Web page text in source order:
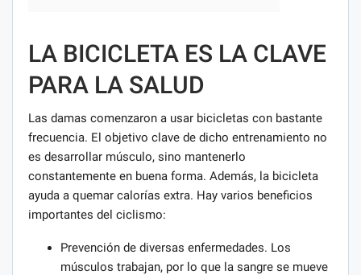
LA BICICLETA ES LA CLAVE
PARA LA SALUD
Las damas comenzaron a usar bicicletas con bastante
frecuencia. El objetivo clave de dicho entrenamiento no
es desarrollar músculo, sino mantenerlo
constantemente en buena forma. Además, la bicicleta
ayuda a quemar calorías extra. Hay varios beneficios
importantes del ciclismo:
Prevención de diversas enfermedades. Los
músculos trabajan, por lo que la sangre se mueve